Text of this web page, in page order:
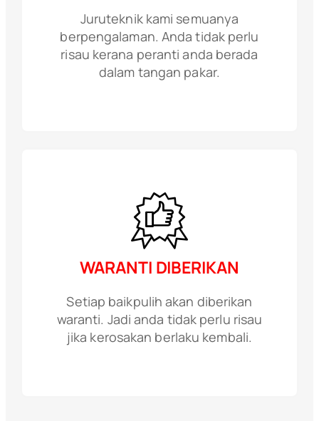
Juruteknik kami semuanya
berpengalaman. Anda tidak perlu
risau kerana peranti anda berada
dalam tangan pakar.
WARANTI DIBERIKAN
Setiap baikpulih akan diberikan
waranti. Jadi anda tidak perlu risau
jika kerosakan berlaku kembali.